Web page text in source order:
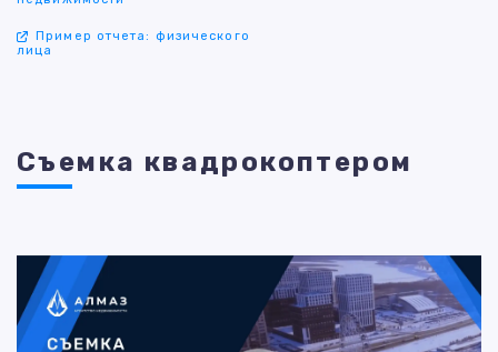
Пример отчета: физического
лица
Съемка квадрокоптером